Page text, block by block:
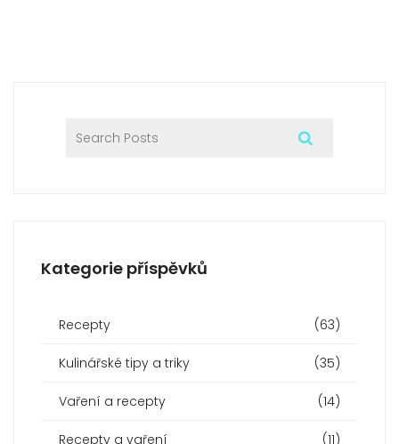
Kategorie příspěvků
Recepty (63)
Kulinářské tipy a triky (35)
Vaření a recepty (14)
Recepty a vaření (11)